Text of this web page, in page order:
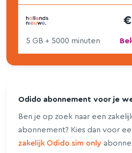
5 GB + 5000 minuten
Odido abonnement voor je
Ben je op zoek naar een
abonnement? Kies dan voor
zakelijk Odido sim only